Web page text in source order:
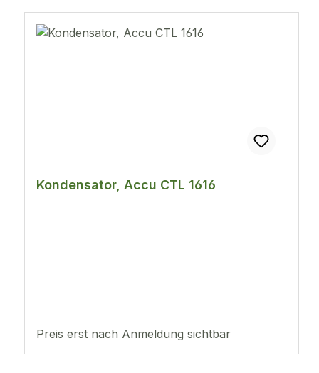
Kondensator, Accu CTL 1616
Preis erst nach Anmeldung sichtbar